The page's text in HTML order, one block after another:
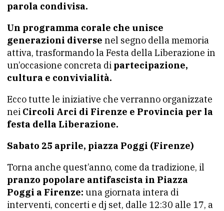
parola condivisa.
Un programma corale che unisce
generazioni diverse nel segno della memoria
attiva, trasformando la Festa della Liberazione in
un’occasione concreta di partecipazione,
cultura e convivialità.
Ecco tutte le iniziative che verranno organizzate
nei Circoli Arci di Firenze e Provincia per la
festa della Liberazione.
Sabato 25 aprile, piazza Poggi (Firenze)
Torna anche quest’anno, come da tradizione, il
pranzo popolare antifascista in Piazza
Poggi a Firenze: una giornata intera di
interventi, concerti e dj set, dalle 12:30 alle 17, a